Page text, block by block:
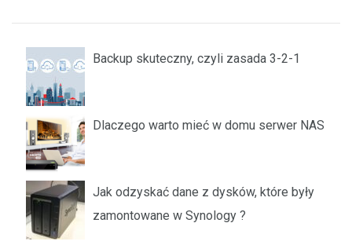
Backup skuteczny, czyli zasada 3-2-1
Dlaczego warto mieć w domu serwer NAS
Jak odzyskać dane z dysków, które były
zamontowane w Synology ?